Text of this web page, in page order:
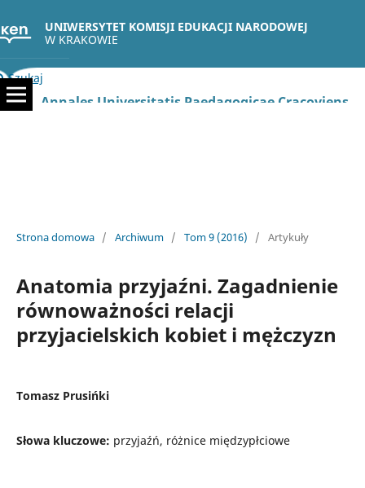
UNIWERSYTET KOMISJI EDUKACJI NARODOWEJ
W KRAKOWIE
Szukaj
Strona domowa / Archiwum / Tom 9 (2016) / Artykuły
Anatomia przyjaźni. Zagadnienie
równoważności relacji
przyjacielskich kobiet i mężczyzn
Tomasz Prusińki
Słowa kluczowe: przyjaźń, różnice międzypłciowe